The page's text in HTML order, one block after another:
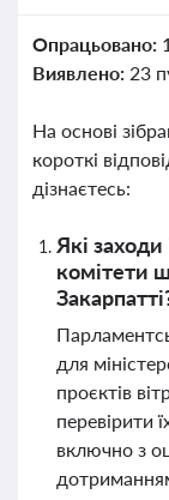
Опрацьовано:
Виявлено: 23
На основі
короткі
дізнаєтесь:
Які заходи
комітети
для
проєктів
перевірити
включно з